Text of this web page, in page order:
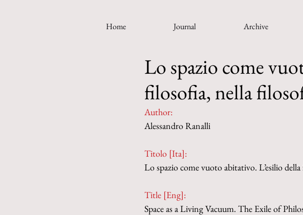
Home Journal Archive
Lo spazio come
filosofia, nella
Author:
Alessandro Ranalli
Titolo [Ita]:
Lo spazio come vuoto abitativo. L’esilio
Title [Eng]:
Space as a Living Vacuum. The Exile of